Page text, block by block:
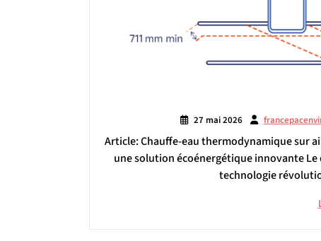
27 mai 2026
Article: Chauffe-eau thermodynamique sur
une solution écoénergétique innovante
technologie